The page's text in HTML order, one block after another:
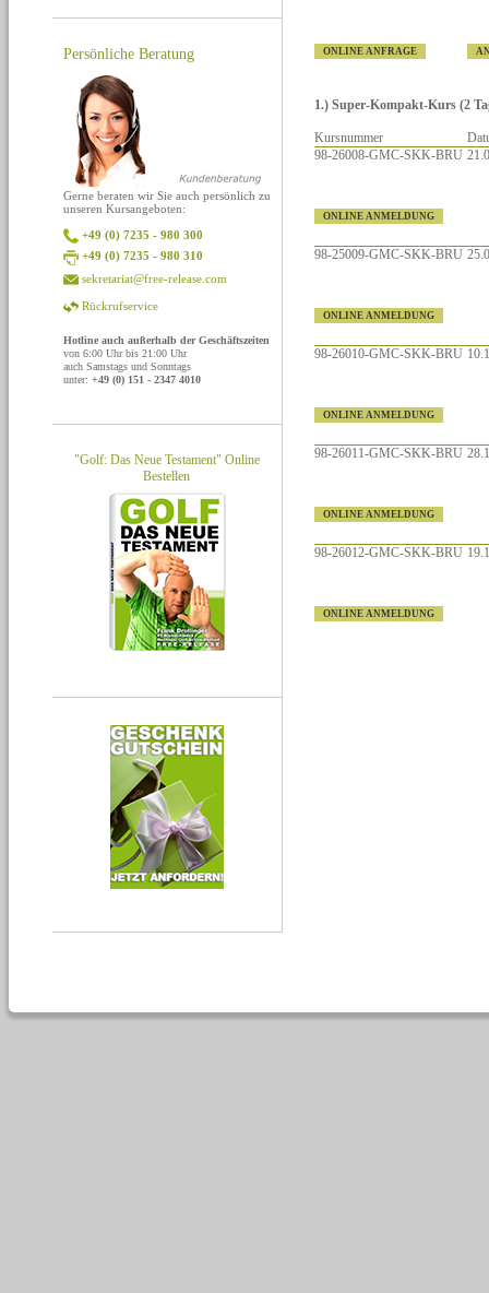
Persönliche Beratung
Gerne beraten wir Sie auch persönlich zu
unseren Kursangeboten:
+49 (0) 7235 - 980 300
+49 (0) 7235 - 980 310
sekretariat@free-release.com
Rückrufservice
Hotline auch außerhalb der Geschäftszeiten
von 6:00 Uhr bis 21:00 Uhr
auch Samstags und Sonntags
unter: +49 (0) 151 - 2347 4010
"Golf: Das Neue Testament" Online
Bestellen
ONLINE ANFRAGE
1.) Super-Kompakt-Kurs (2
Kursnummer
98-26008-GMC-SKK-BRU
ONLINE ANMELDUNG
98-25009-GMC-SKK-BRU
ONLINE ANMELDUNG
98-26010-GMC-SKK-BRU
ONLINE ANMELDUNG
98-26011-GMC-SKK-BRU
ONLINE ANMELDUNG
98-26012-GMC-SKK-BRU
ONLINE ANMELDUNG